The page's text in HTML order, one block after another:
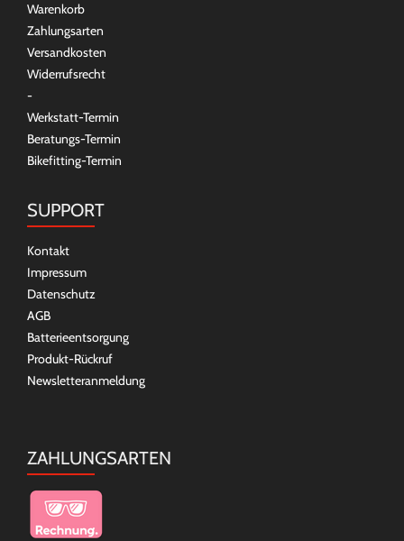
Warenkorb
Zahlungsarten
Versandkosten
Widerrufsrecht
-
Werkstatt-Termin
Beratungs-Termin
Bikefitting-Termin
SUPPORT
Kontakt
Impressum
Datenschutz
AGB
Batterieentsorgung
Produkt-Rückruf
Newsletteranmeldung
ZAHLUNGSARTEN